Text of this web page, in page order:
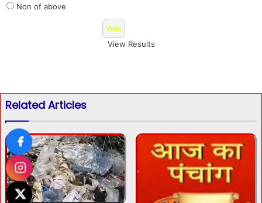
Non of above
View Results
Related Articles